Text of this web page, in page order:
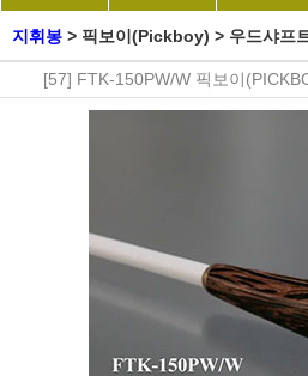
지휘봉 > 픽보이(Pickboy) > 우드샤프
[57] FTK-150PW/W 픽보이